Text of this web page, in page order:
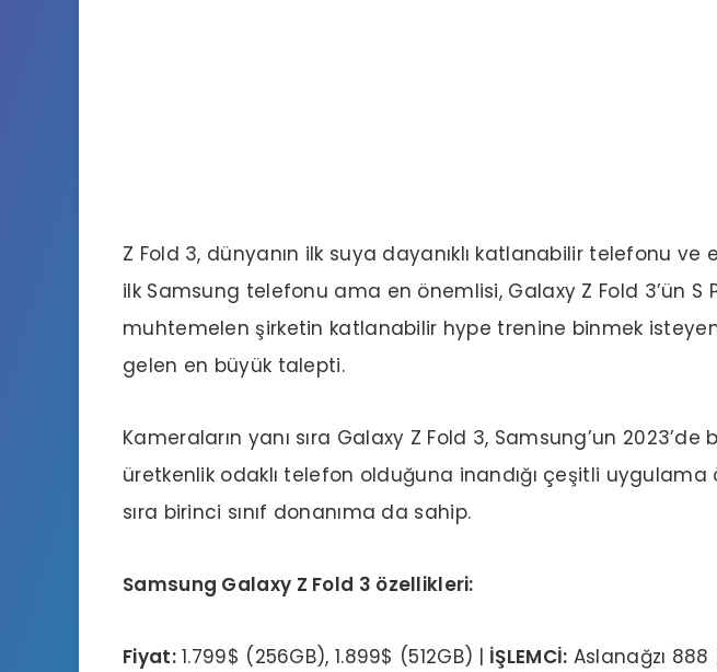
Z Fold 3, dünyanın ilk suya dayanıklı katlanabilir telefonu ve
ilk Samsung telefonu ama en önemlisi, Galaxy Z Fold 3’ün S
muhtemelen şirketin katlanabilir hype trenine binmek
gelen en büyük talepti.
Kameraların yanı sıra Galaxy Z Fold 3, Samsung’un
üretkenlik odaklı telefon olduğuna inandığı çeşitli uygulama
sıra birinci sınıf donanıma da sahip.
Samsung Galaxy Z Fold 3 özellikleri:
Fiyat:1.799$ (256GB), 1.899$ (512GB) | İŞLEMCİ: Aslanağzı 888 |